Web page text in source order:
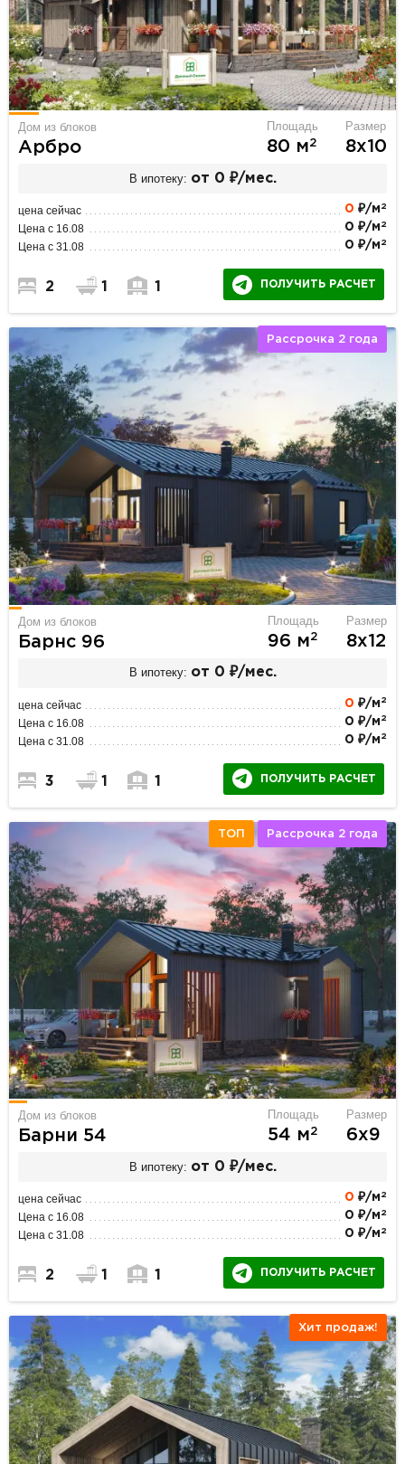
Дом из блоков
Арбро
Площадь
80 м2
Размер
8х10
В ипотеку: от 0 ₽/мес.
цена сейчас 0 ₽/м 2
Цена с 16.08 0 ₽/м 2
Цена с 31.08 0 ₽/м 2
2 1 1 ПОЛУЧИТЬ РАСЧЕТ
Рассрочка 2 года
Дом из блоков
Барнс 96
Площадь
96 м2
Размер
8х12
В ипотеку: от 0 ₽/мес.
цена сейчас 0 ₽/м 2
Цена с 16.08 0 ₽/м 2
Цена с 31.08 0 ₽/м 2
3 1 1 ПОЛУЧИТЬ РАСЧЕТ
ТОП Рассрочка 2 года
Дом из блоков
Барни 54
Площадь
54 м2
Размер
6х9
В ипотеку: от 0 ₽/мес.
цена сейчас 0 ₽/м 2
Цена с 16.08 0 ₽/м 2
Цена с 31.08 0 ₽/м 2
2 1 1 ПОЛУЧИТЬ РАСЧЕТ
Хит продаж!